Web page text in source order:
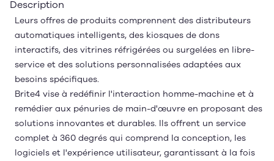
Description
Leurs offres de produits comprennent des distributeurs
automatiques intelligents, des kiosques de dons
interactifs, des vitrines réfrigérées ou surgelées en libre-
service et des solutions personnalisées adaptées aux
besoins spécifiques.
Brite4 vise à redéfinir l'interaction homme-machine et à
remédier aux pénuries de main-d'œuvre en proposant des
solutions innovantes et durables. Ils offrent un service
complet à 360 degrés qui comprend la conception, les
logiciels et l'expérience utilisateur, garantissant à la fois